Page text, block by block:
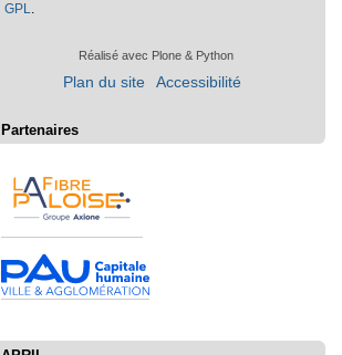
GPL.
Réalisé avec Plone & Python
Plan du site Accessibilité
Partenaires